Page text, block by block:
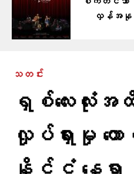
လှန်အနုပည
သတင်း
ရှစ်လေးလုံး
လှုပ်ရှားမှု တေ